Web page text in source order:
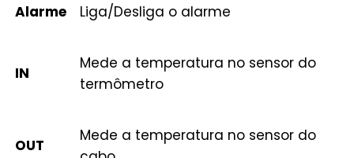
Alarme Liga/Desliga o alarme
IN
Mede a temperatura no sensor do
termômetro
OUT
Mede a temperatura no sensor do